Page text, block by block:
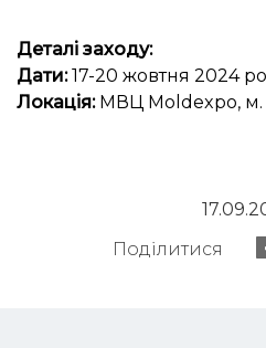
Деталі заходу:
Дати:17-20 жовтня 2024
Локація:МВЦ Moldexpo, м.
Поділитися